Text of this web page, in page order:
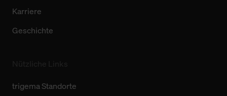
Karriere
Geschichte
trigema Standorte